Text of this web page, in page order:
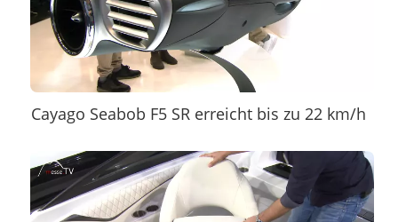
Cayago Seabob F5 SR erreicht bis zu 22 km/h